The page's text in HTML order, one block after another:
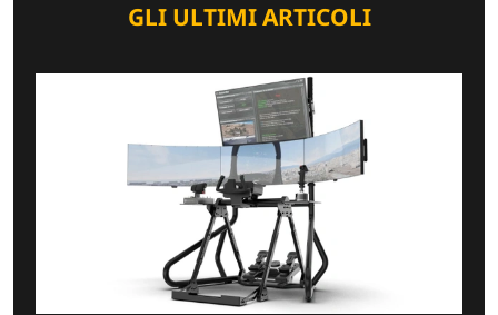
GLI ULTIMI ARTICOLI